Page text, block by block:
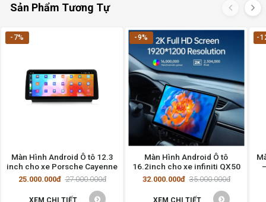
Sản Phẩm Tương Tự
-7%
Màn Hình Android Ô tô 12.3
inch cho xe Porsche Cayenne
25.000.000đ 27.000.000đ
XEM CHI TIẾT
-9%
Màn Hình Android Ô tô
16.2inch cho xe infiniti QX50
32.000.000đ 35.000.000đ
XEM CHI TIẾT
-